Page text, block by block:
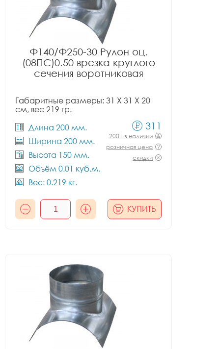
Ф140/Ф250-30 Рулон оц.
(08ПС)0.50 врезка круглого
сечения воротниковая
Габаритные размеры: 31 X 31 X 20
см, вес 219 гр.
Длина 200 мм.
Ширина 200 мм.
Высота 150 мм.
Объём 0.01 куб.м.
Вес: 0.219 кг.
311
200+ в наличии
розничная цена
скидки
КУПИТЬ